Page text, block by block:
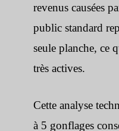
revenus causées
public standard
seule planche, ce
très actives.
Cette analyse
à 5 gonflages